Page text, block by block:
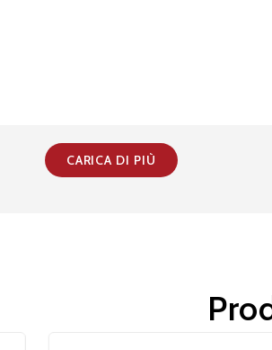
CARICA DI PIÙ